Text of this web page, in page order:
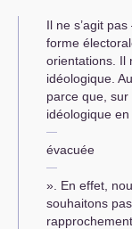
Il ne s’agit
forme
orientations. Il
idéologique.
parce que,
idéologique
évacuée
». En effet,
souhaitons